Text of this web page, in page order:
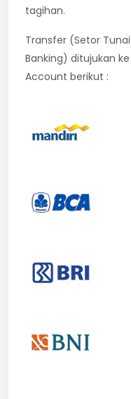
tagihan.
Transfer (Setor
Banking) ditujukan
Account berikut :